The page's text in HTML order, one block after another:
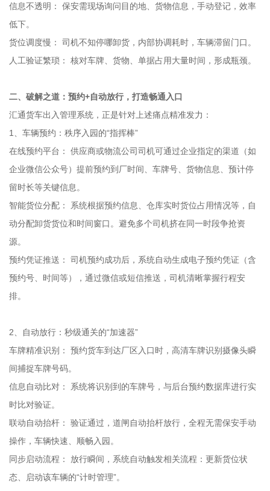
信息不透明： 保安需现场询问目的地、货物信息，手动登记，效率
低下。
货位调度慢： 司机不知停哪卸货，内部协调耗时，车辆滞留门口。
人工验证繁琐： 核对车牌、货物、单据占用大量时间，形成瓶颈。
二、破解之道：预约+自动放行，打造畅通入口
汇通货车出入管理系统，正是针对上述痛点精准发力：
1、车辆预约：秩序入园的“指挥棒”
在线预约平台： 供应商或物流公司司机可通过企业指定的渠道（如
企业微信公众号）提前预约到厂时间、车牌号、货物信息、预计停
留时长等关键信息。
智能货位分配： 系统根据预约信息、仓库实时货位占用情况等，自
动分配卸货货位和时间窗口。避免多个司机挤在同一时段争抢资
源。
预约凭证推送： 司机预约成功后，系统自动生成电子预约凭证（含
预约号、时间等），通过微信或短信推送，司机清晰掌握行程安
排。
2、自动放行：秒级通关的“加速器”
车牌精准识别： 预约货车到达厂区入口时，高清车牌识别摄像头瞬
间捕捉车牌号码。
信息自动比对： 系统将识别到的车牌号，与后台预约数据库进行实
时比对验证。
联动自动抬杆： 验证通过，道闸自动抬杆放行，全程无需保安手动
操作，车辆快速、顺畅入园。
同步启动流程： 放行瞬间，系统自动触发相关流程：更新货位状
态、启动该车辆的“计时管理”。